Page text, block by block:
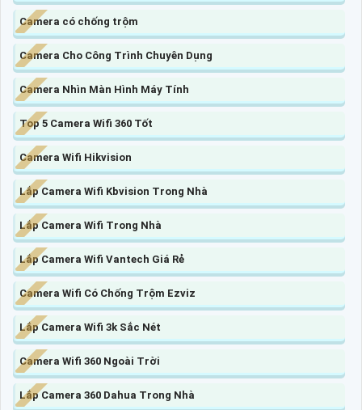
Camera có chống trộm
Camera Cho Công Trình Chuyên Dụng
Camera Nhìn Màn Hình Máy Tính
Top 5 Camera Wifi 360 Tốt
Camera Wifi Hikvision
Lắp Camera Wifi Kbvision Trong Nhà
Lắp Camera Wifi Trong Nhà
Lắp Camera Wifi Vantech Giá Rẻ
Camera Wifi Có Chống Trộm Ezviz
Lắp Camera Wifi 3k Sắc Nét
Camera Wifi 360 Ngoài Trời
Lắp Camera 360 Dahua Trong Nhà